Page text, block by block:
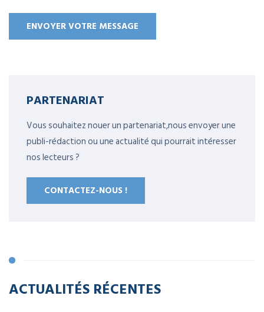
PARTENARIAT
Vous souhaitez nouer un partenariat,nous envoyer une
publi-rédaction ou une actualité qui pourrait intéresser
nos lecteurs ?
CONTACTEZ-NOUS !
ACTUALITÉS RÉCENTES